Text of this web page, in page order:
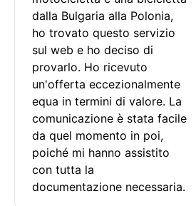
dalla Bulgaria alla Polonia,
ho trovato questo servizio
sul web e ho deciso di
provarlo. Ho ricevuto
un'offerta eccezionalmente
equa in termini di valore. La
comunicazione è stata facile
da quel momento in poi,
poiché mi hanno assistito
con tutta la
documentazione necessaria.